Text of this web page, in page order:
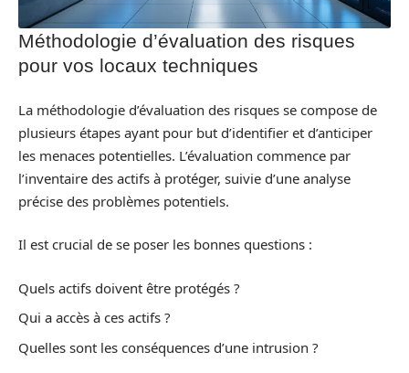
Méthodologie d’évaluation des risques
pour vos locaux techniques
La méthodologie d’évaluation des risques se compose de
plusieurs étapes ayant pour but d’identifier et d’anticiper
les menaces potentielles. L’évaluation commence par
l’inventaire des actifs à protéger, suivie d’une analyse
précise des problèmes potentiels.
Il est crucial de se poser les bonnes questions :
Quels actifs doivent être protégés ?
Qui a accès à ces actifs ?
Quelles sont les conséquences d’une intrusion ?